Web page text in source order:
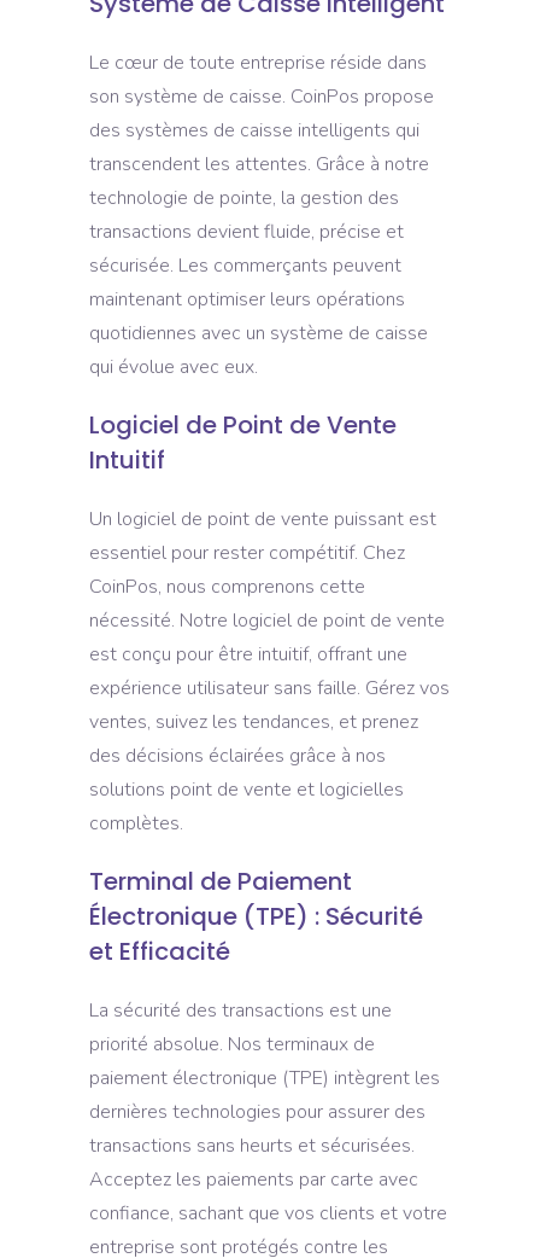
Le cœur de toute entreprise réside dans
son système de caisse. CoinPos propose
des systèmes de caisse intelligents qui
transcendent les attentes. Grâce à notre
technologie de pointe, la gestion des
transactions devient fluide, précise et
sécurisée. Les commerçants peuvent
maintenant optimiser leurs opérations
quotidiennes avec un système de caisse
qui évolue avec eux.
Logiciel de Point de Vente
Intuitif
Un logiciel de point de vente puissant est
essentiel pour rester compétitif. Chez
CoinPos, nous comprenons cette
nécessité. Notre logiciel de point de vente
est conçu pour être intuitif, offrant une
expérience utilisateur sans faille. Gérez vos
ventes, suivez les tendances, et prenez
des décisions éclairées grâce à nos
solutions point de vente et logicielles
complètes.
Terminal de Paiement
Électronique (TPE) : Sécurité
et Efficacité
La sécurité des transactions est une
priorité absolue. Nos terminaux de
paiement électronique (TPE) intègrent les
dernières technologies pour assurer des
transactions sans heurts et sécurisées.
Acceptez les paiements par carte avec
confiance, sachant que vos clients et votre
entreprise sont protégés contre les